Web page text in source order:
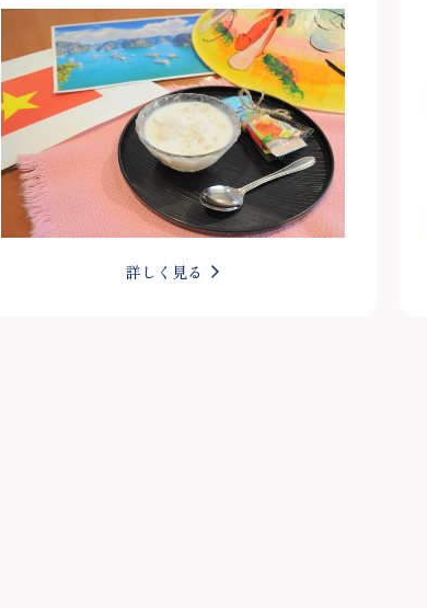
詳しく見る